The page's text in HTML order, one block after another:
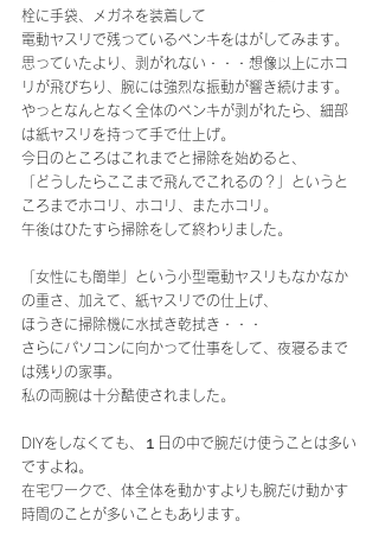
栓に手袋、メガネを装着して
電動ヤスリで残っているペンキをはがしてみます。
思っていたより、剥がれない・・・想像以上にホコ
リが飛びちり、腕には強烈な振動が響き続けます。
やっとなんとなく全体のペンキが剥がれたら、細部
は紙ヤスリを持って手で仕上げ。
今日のところはこれまでと掃除を始めると、
「どうしたらここまで飛んでこれるの？」というと
ころまでホコリ、ホコリ、またホコリ。
午後はひたすら掃除をして終わりました。
「女性にも簡単」という小型電動ヤスリもなかなか
の重さ、加えて、紙ヤスリでの仕上げ、
ほうきに掃除機に水拭き乾拭き・・・
さらにパソコンに向かって仕事をして、夜寝るまで
は残りの家事。
私の両腕は十分酷使されました。
DIYをしなくても、１日の中で腕だけ使うことは多い
ですよね。
在宅ワークで、体全体を動かすよりも腕だけ動かす
時間のことが多いこともあります。